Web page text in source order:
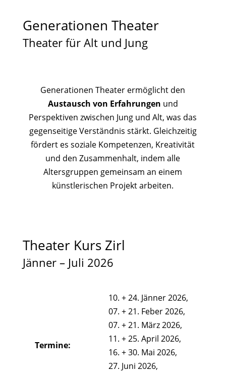
Generationen Theater
Theater für Alt und Jung
Generationen Theater ermöglicht den
Austausch von Erfahrungen und
Perspektiven zwischen Jung und Alt, was das
gegenseitige Verständnis stärkt. Gleichzeitig
fördert es soziale Kompetenzen, Kreativität
und den Zusammenhalt, indem alle
Altersgruppen gemeinsam an einem
künstlerischen Projekt arbeiten.
Theater Kurs Zirl
Jänner – Juli 2026
Termine:
10. + 24. Jänner 2026,
07. + 21. Feber 2026,
07. + 21. März 2026,
11. + 25. April 2026,
16. + 30. Mai 2026,
27. Juni 2026,